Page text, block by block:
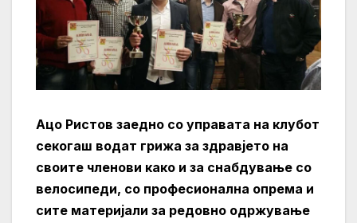
Ацо Ристов заедно со управата на клубот
секогаш водат грижа за здравјето на
своите членови како и за снабдување со
велосипеди, со професионална опрема и
сите материјали за редовно одржување